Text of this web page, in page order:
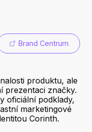
Brand Centrum
produktu, ale
prezentaci značky.
oficiální podklady,
marketingové
Corinth.